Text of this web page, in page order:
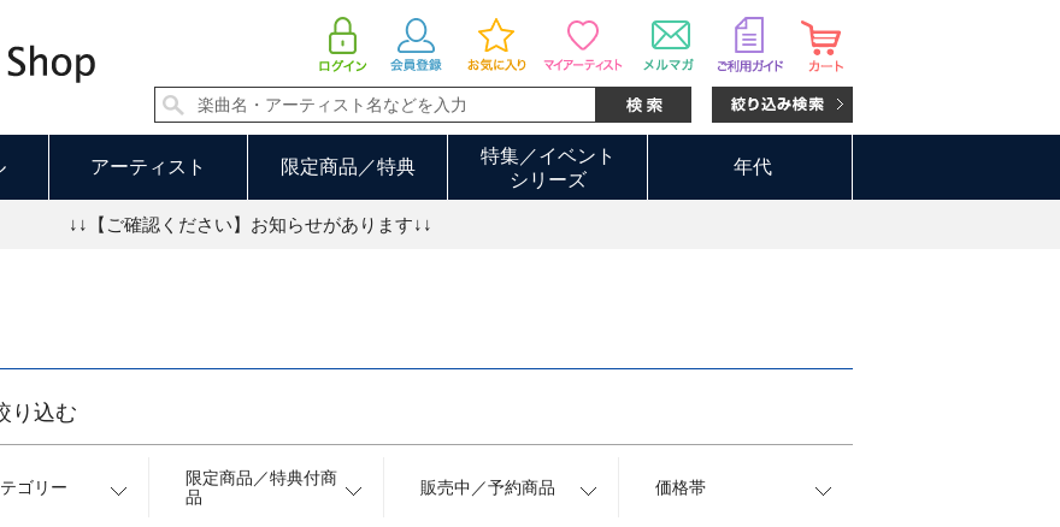
アーティスト 限定商品／特典
特集／イベント
シリーズ
年代
↓↓【ご確認ください】お知らせがあります↓↓
り込む
ゴリー
限定商品／特典付商
品
販売中／予約商品 価格帯